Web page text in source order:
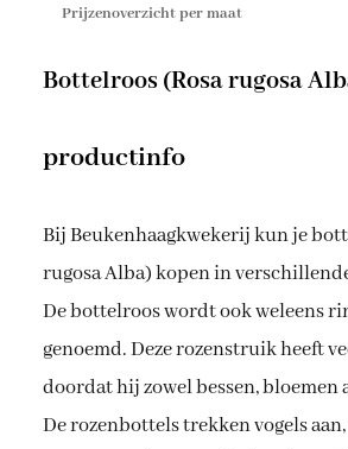
s
A
a
'
a
n
t
a
Prijzenoverzicht per maat
Bottelroos (Rosa rugosa
productinfo
Bij Beukenhaagkwekerij kun je
rugosa Alba) kopen in
De bottelroos wordt ook weleens
genoemd. Deze rozenstruik heeft
doordat hij zowel bessen, bloemen
De rozenbottels trekken vogels